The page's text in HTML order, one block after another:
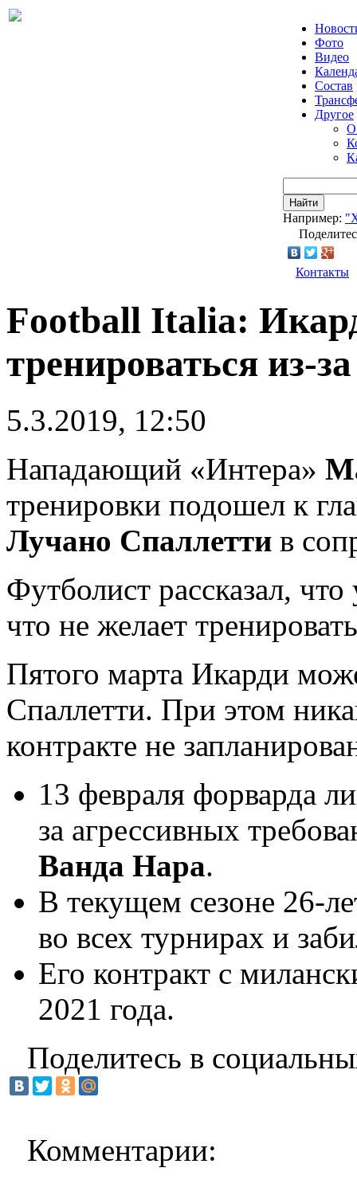
Фото
Видео
Состав
Другое
О
Найти
Например:
Контакты
Football Italia:
тренироваться из-
5.3.2019, 12:50
Нападающий «Интера»
тренировки подошел к
Лучано Спаллетти в
Футболист рассказал,
что не желает
Пятого марта Икарди
Спаллетти. При этом
контракте не
13 февраля форварда
за агрессивных
Ванда Нара.
В текущем сезоне 26-
во всех турнирах и
Его контракт с
2021 года.
Поделитесь в
Комментарии: